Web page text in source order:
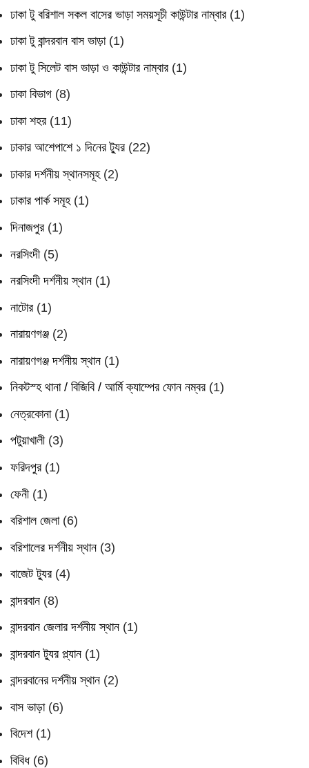
ঢাকা টু বরিশাল সকল বাসের ভাড়া সময়সূচী কাউন্টার নাম্বার(1)
ঢাকা টু বান্দরবান বাস ভাড়া(1)
ঢাকা টু সিলেট বাস ভাড়া ও কাউন্টার নাম্বার(1)
ঢাকা বিভাগ (8)
ঢাকা শহর(11)
ঢাকার আশেপাশে ১ দিনের ট্যুর(22)
ঢাকার দর্শনীয় স্থানসমূহ(2)
ঢাকার পার্ক সমূহ(1)
দিনাজপুর(1)
নরসিংদী(5)
নরসিংদী দর্শনীয় স্থান (1)
নাটোর(1)
নারায়ণগঞ্জ (2)
নারায়ণগঞ্জ দর্শনীয় স্থান (1)
নিকটস্হ থানা / বিজিবি / আর্মি ক্যাম্পের ফোন নম্বর(1)
নেত্রকোনা(1)
পটুয়াখালী(3)
ফরিদপুর(1)
ফেনী(1)
বরিশাল জেলা(6)
বরিশালের দর্শনীয় স্থান (3)
বাজেট ট্যুর(4)
বান্দরবান (8)
বান্দরবান জেলার দর্শনীয় স্থান (1)
বান্দরবান ট্যুর প্ল্যান (1)
বান্দরবানের দর্শনীয় স্থান (2)
বাস ভাড়া(6)
বিদেশ(1)
বিবিধ(6)